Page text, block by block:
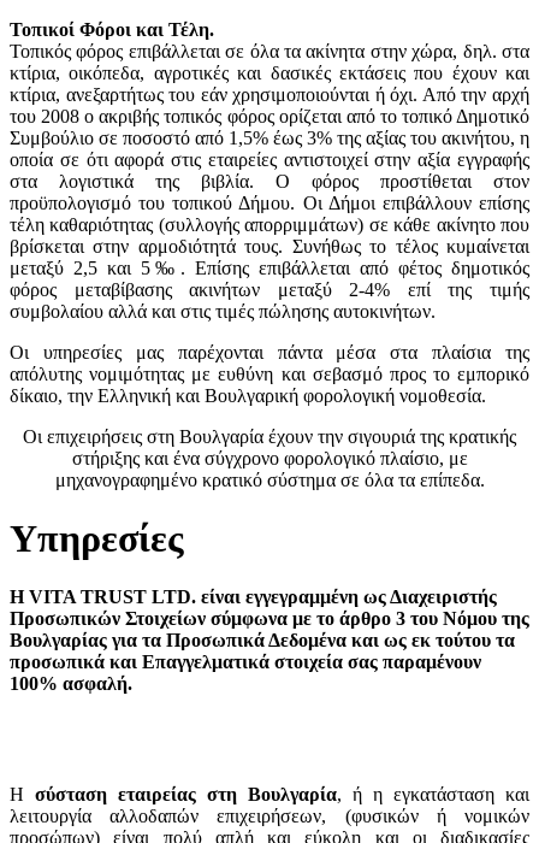
Τοπικοί Φόροι και Τέλη.
Τοπικός φόρος επιβάλλεται σε όλα τα ακίνητα στην χώρα, δηλ. στα
κτίρια, οικόπεδα, αγροτικές και δασικές εκτάσεις που έχουν και
κτίρια, ανεξαρτήτως του εάν χρησιμοποιούνται ή όχι. Από την αρχή
του 2008 ο ακριβής τοπικός φόρος ορίζεται από το τοπικό Δημοτικό
Συμβούλιο σε ποσοστό από 1,5% έως 3% της αξίας του ακινήτου, η
οποία σε ότι αφορά στις εταιρείες αντιστοιχεί στην αξία εγγραφής
στα λογιστικά της βιβλία. Ο φόρος προστίθεται στον
προϋπολογισμό του τοπικού Δήμου. Οι Δήμοι επιβάλλουν επίσης
τέλη καθαριότητας (συλλογής απορριμμάτων) σε κάθε ακίνητο που
βρίσκεται στην αρμοδιότητά τους. Συνήθως το τέλος κυμαίνεται
μεταξύ 2,5 και 5‰. Επίσης επιβάλλεται από φέτος δημοτικός
φόρος μεταβίβασης ακινήτων μεταξύ 2-4% επί της τιμής
συμβολαίου αλλά και στις τιμές πώλησης αυτοκινήτων.
Οι υπηρεσίες μας παρέχονται πάντα μέσα στα πλαίσια της
απόλυτης νομιμότητας με ευθύνη και σεβασμό προς το εμπορικό
δίκαιο, την Ελληνική και Βουλγαρική φορολογική νομοθεσία.
Οι επιχειρήσεις στη Βουλγαρία έχουν την σιγουριά της κρατικής
στήριξης και ένα σύγχρονο φορολογικό πλαίσιο, με
μηχανογραφημένο κρατικό σύστημα σε όλα τα επίπεδα.
Υπηρεσίες
H VITA TRUST LTD. είναι εγγεγραμμένη ως Διαχειριστής
Προσωπικών Στοιχείων σύμφωνα με το άρθρο 3 του Νόμου της
Βουλγαρίας για τα Προσωπικά Δεδομένα και ως εκ τούτου τα
προσωπικά και Επαγγελματικά στοιχεία σας παραμένουν
100% ασφαλή.
Η σύσταση εταιρείας στη Βουλγαρία, ή η εγκατάσταση και
λειτουργία αλλοδαπών επιχειρήσεων, (φυσικών ή νομικών
προσώπων) είναι πολύ απλή και εύκολη και οι διαδικασίες